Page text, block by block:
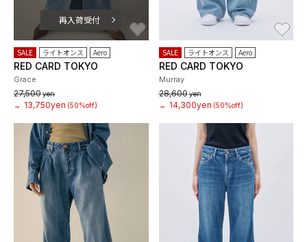
再入荷受付
SALE ライトオンス Aero
RED CARD TOKYO
Grace
27,500yen
→
13,750yen (50%off)
SALE ライトオンス Aero
RED CARD TOKYO
Murray
28,600yen
→
14,300yen (50%off)